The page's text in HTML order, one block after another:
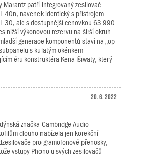
Marantz patří integrovaný zesilovač
40n, navenek identický s přístrojem
30, ale s dostupnější cenovkou 63 990
nižší výkonovou rezervu na širší okruh
generace komponentů staví na „op-
s kulatým okénkem
éru konstruktéra Kena Išiwaty, který
20. 6. 2022
značka Cambridge Audio
dlouho nabízela jen korekční
pro gramofonové přenosky,
vstupy Phono u svých zesilovačů